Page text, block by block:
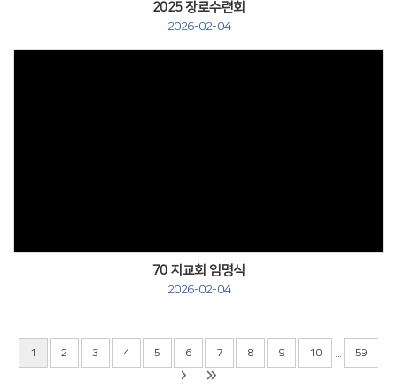
2025 장로수련회
2026-02-04
70 지교회 임명식
2026-02-04
1 2 3 4 5 6 7 8 9 10 59